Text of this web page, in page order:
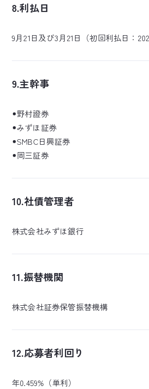
8.利払日
9月21日及び3月21日（初回利払日：
9.主幹事
野村證券
みずほ証券
SMBC日興証券
岡三証券
10.社債管理者
株式会社みずほ銀行
11.振替機関
株式会社証券保管振替機構
12.応募者利回り
年0.459%（単利）